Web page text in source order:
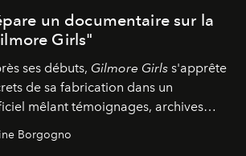
un documentaire sur la
Girls"
ses débuts, Gilmore Girls s'apprête
de sa fabrication dans un
mêlant témoignages, archives
dans les coulisses d'un phénomène
Borgogno